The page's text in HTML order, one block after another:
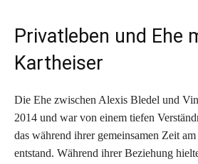
Privatleben und Ehe
Kartheiser
Die Ehe zwischen Alexis Bledel und
2014 und war von einem tiefen
das während ihrer gemeinsamen Zeit
entstand. Während ihrer Beziehung